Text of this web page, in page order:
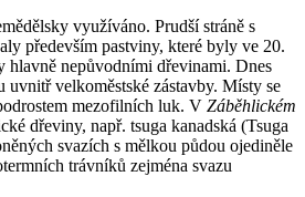
využíváno. Prudší stráně s
především pastviny, které byly ve 20.
hlavně nepůvodními dřevinami. Dnes
velkoměstské zástavby. Místy se
mezofilních luk. V Záběhlickém
dřeviny, např. tsuga kanadská (Tsuga
svazích s mělkou půdou ojediněle
trávníků zejména svazu